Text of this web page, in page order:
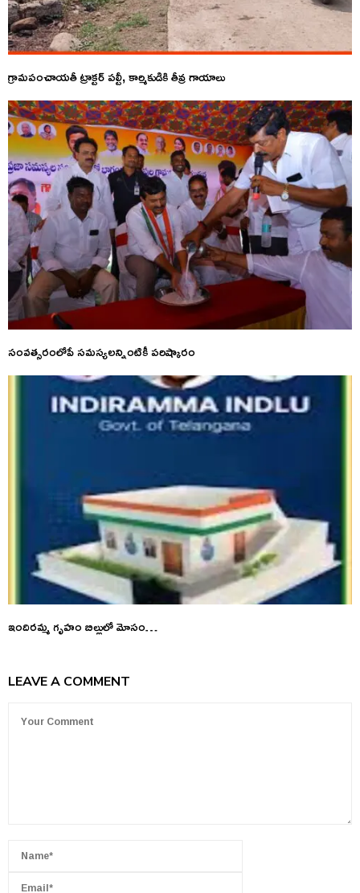
గ్రామపంచాయతీ ట్రాక్టర్ పల్టీ, కార్మికుడికి తీవ్ర గాయాలు
సంవత్సరంలోపే సమస్యలన్నింటికీ పరిష్కారం
ఇందిరమ్మ గృహం బిల్లులో మోసం…
LEAVE A COMMENT